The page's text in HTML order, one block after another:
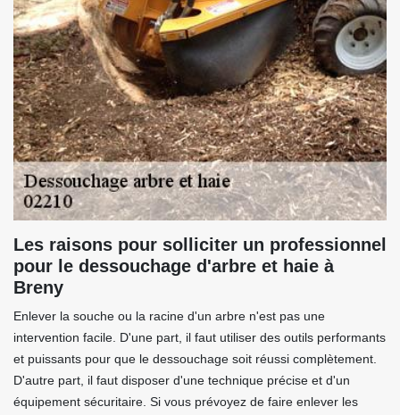
Les raisons pour solliciter un professionnel
pour le dessouchage d'arbre et haie à
Breny
Enlever la souche ou la racine d'un arbre n'est pas une
intervention facile. D'une part, il faut utiliser des outils performants
et puissants pour que le dessouchage soit réussi complètement.
D'autre part, il faut disposer d'une technique précise et d'un
équipement sécuritaire. Si vous prévoyez de faire enlever les